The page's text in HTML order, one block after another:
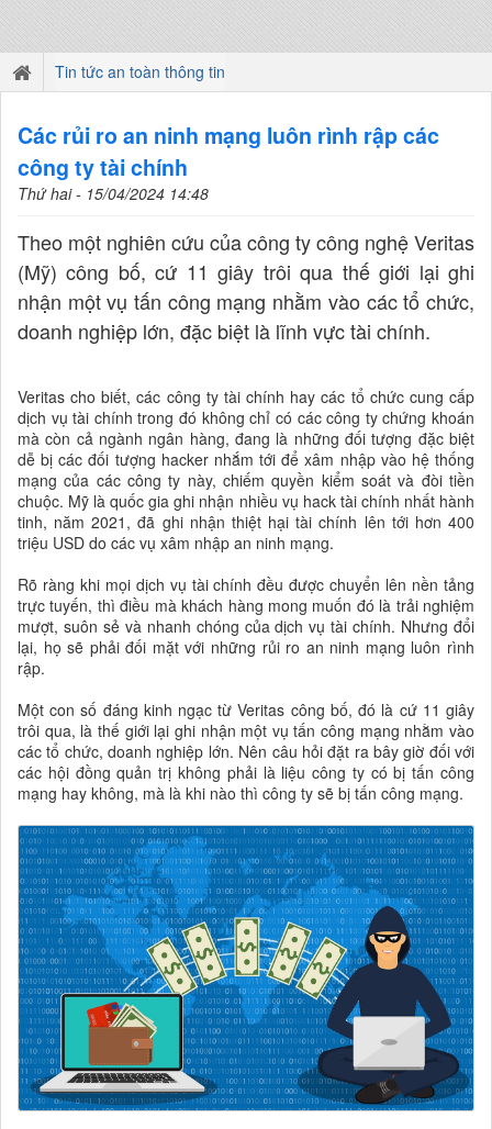
Tin tức an toàn thông tin
Các rủi ro an ninh mạng luôn rình rập các
công ty tài chính
Thứ hai - 15/04/2024 14:48
Theo một nghiên cứu của công ty công nghệ Veritas
(Mỹ) công bố, cứ 11 giây trôi qua thế giới lại ghi
nhận một vụ tấn công mạng nhằm vào các tổ chức,
doanh nghiệp lớn, đặc biệt là lĩnh vực tài chính.
Veritas cho biết, các công ty tài chính hay các tổ chức cung cấp
dịch vụ tài chính trong đó không chỉ có các công ty chứng khoán
mà còn cả ngành ngân hàng, đang là những đối tượng đặc biệt
dễ bị các đối tượng hacker nhắm tới để xâm nhập vào hệ thống
mạng của các công ty này, chiếm quyền kiểm soát và đòi tiền
chuộc. Mỹ là quốc gia ghi nhận nhiều vụ hack tài chính nhất hành
tinh, năm 2021, đã ghi nhận thiệt hại tài chính lên tới hơn 400
triệu USD do các vụ xâm nhập an ninh mạng.
Rõ ràng khi mọi dịch vụ tài chính đều được chuyển lên nền tảng
trực tuyến, thì điều mà khách hàng mong muốn đó là trải nghiệm
mượt, suôn sẻ và nhanh chóng của dịch vụ tài chính. Nhưng đổi
lại, họ sẽ phải đối mặt với những rủi ro an ninh mạng luôn rình
rập.
Một con số đáng kinh ngạc từ Veritas công bố, đó là cứ 11 giây
trôi qua, là thế giới lại ghi nhận một vụ tấn công mạng nhằm vào
các tổ chức, doanh nghiệp lớn. Nên câu hỏi đặt ra bây giờ đối với
các hội đồng quản trị không phải là liệu công ty có bị tấn công
mạng hay không, mà là khi nào thì công ty sẽ bị tấn công mạng.